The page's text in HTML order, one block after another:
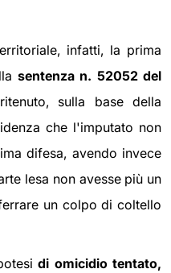
infatti, la prima
sentenza n. 52052 del
sulla base della
che l'imputato non
difesa, avendo invece
lesa non avesse più un
un colpo di coltello
di omicidio tentato,